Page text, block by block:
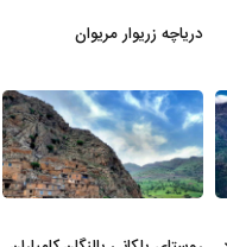
دریاچه زریوار مریوان